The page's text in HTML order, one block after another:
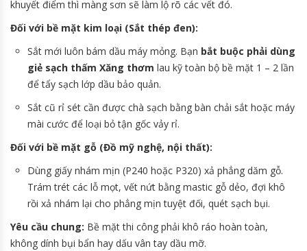
khuyết điểm thì màng sơn sẽ làm lộ rõ các vết đó.
Đối với bề mặt kim loại (Sắt thép đen):
Sắt mới luôn bám dầu máy mỏng. Bạn bắt buộc phải dùng
giẻ sạch thấm Xăng thơm lau kỹ toàn bộ bề mặt 1 – 2 lần
để tẩy sạch lớp dầu bảo quản.
Sắt cũ rỉ sét cần được chà sạch bằng bàn chải sắt hoặc máy
mài cước để loại bỏ tận gốc vảy rỉ.
Đối với bề mặt gỗ (Đồ mỹ nghệ, nội thất):
Dùng giấy nhám mịn (P240 hoặc P320) xả phẳng dăm gỗ.
Trám trét các lỗ mọt, vết nứt bằng mastic gỗ dẻo, đợi khô
rồi xả nhám lại cho phẳng mịn tuyệt đối, quét sạch bụi.
Yêu cầu chung: Bề mặt thi công phải khô ráo hoàn toàn,
không dính bụi bẩn hay dấu vân tay dầu mỡ.